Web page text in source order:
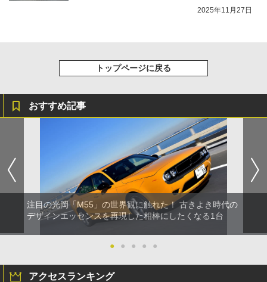
2025年11月27日
トップページに戻る
おすすめ記事
注目の光岡「M55」の世界観に触れた！ 古きよき時代の
デザインエッセンスを再現した相棒にしたくなる1台
● ● ● ● ●
アクセスランキング